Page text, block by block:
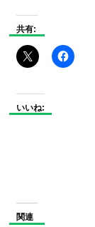
共有:
いいね:
関連